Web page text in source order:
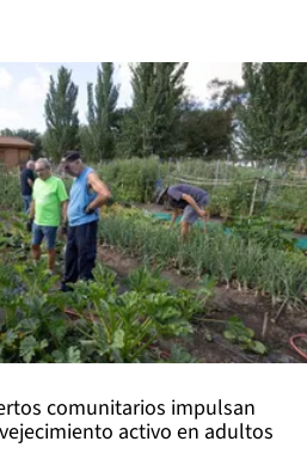
comunitarios impulsan
activo en adultos